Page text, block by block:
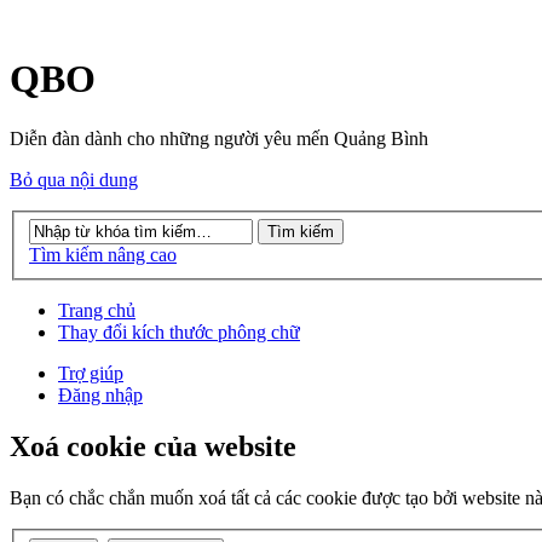
QBO
Diễn đàn dành cho những người yêu mến Quảng Bình
Bỏ qua nội dung
Tìm kiếm nâng cao
Trang chủ
Thay đổi kích thước phông chữ
Trợ giúp
Đăng nhập
Xoá cookie của website
Bạn có chắc chắn muốn xoá tất cả các cookie được tạo bởi website